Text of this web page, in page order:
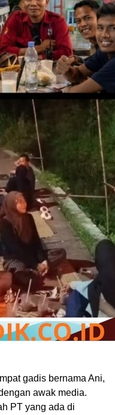
gadis bernama Ani,
awak media.
PT yang ada di